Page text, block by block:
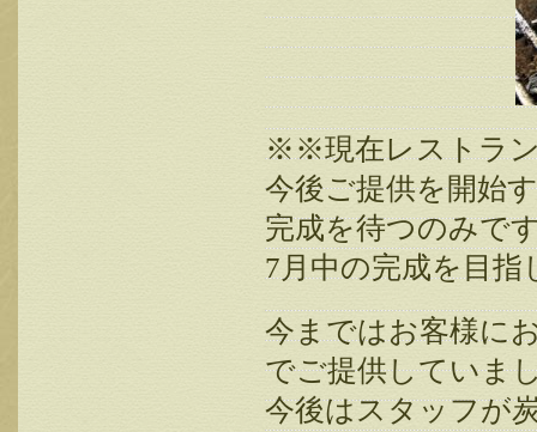
※※現在レストラ
今後ご提供を開始
完成を待つのみで
7月中の完成を目指
今まではお客様に
でご提供していま
今後はスタッフが